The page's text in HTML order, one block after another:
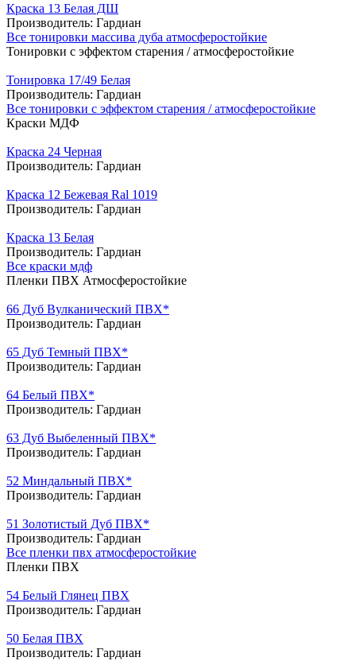
Краска 13 Белая ДШ
Производитель: Гардиан
Все тонировки массива дуба атмосферостойкие
Тонировки с эффектом старения / атмосферостойкие
Тонировка 17/49 Белая
Производитель: Гардиан
Все тонировки с эффектом старения / атмосферостойкие
Краски МДФ
Краска 24 Черная
Производитель: Гардиан
Краска 12 Бежевая Ral 1019
Производитель: Гардиан
Краска 13 Белая
Производитель: Гардиан
Все краски мдф
Пленки ПВХ Атмосферостойкие
66 Дуб Вулканический ПВХ*
Производитель: Гардиан
65 Дуб Темный ПВХ*
Производитель: Гардиан
64 Белый ПВХ*
Производитель: Гардиан
63 Дуб Выбеленный ПВХ*
Производитель: Гардиан
52 Миндальный ПВХ*
Производитель: Гардиан
51 Золотистый Дуб ПВХ*
Производитель: Гардиан
Все пленки пвх атмосферостойкие
Пленки ПВХ
54 Белый Глянец ПВХ
Производитель: Гардиан
50 Белая ПВХ
Производитель: Гардиан